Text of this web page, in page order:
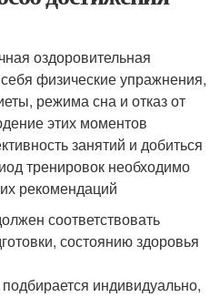
оздоровительная
физические упражнения,
режима сна и отказ от
этих моментов
занятий и добиться
тренировок необходимо
рекомендаций
соответствовать
состоянию здоровья
индивидуально,